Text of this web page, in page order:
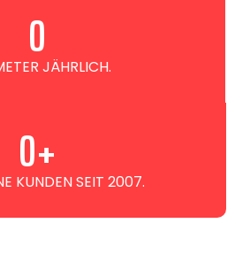
JÄHRLICH.
0
KUNDEN SEIT 2007.
0+